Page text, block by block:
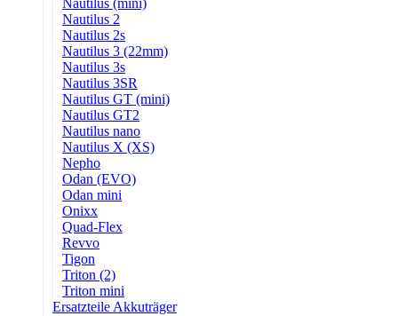
Nautilus (mini)
Nautilus 2
Nautilus 2s
Nautilus 3 (22mm)
Nautilus 3s
Nautilus 3SR
Nautilus GT (mini)
Nautilus GT2
Nautilus nano
Nautilus X (XS)
Nepho
Odan (EVO)
Odan mini
Onixx
Quad-Flex
Revvo
Tigon
Triton (2)
Triton mini
Ersatzteile Akkuträger